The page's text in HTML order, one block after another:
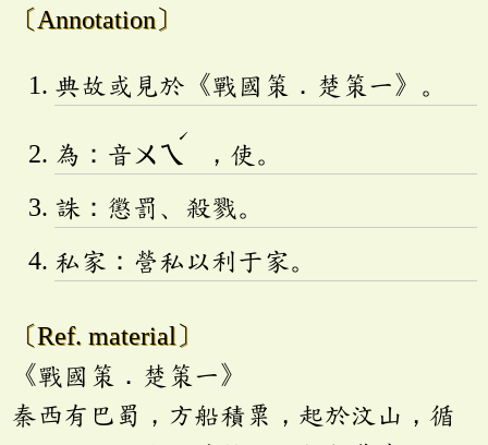
〔Annotation〕
典故或見於《戰國策．楚策一》。
為：音 ㄨㄟ
ˊ
，使。
誅：懲罰、殺戮。
私家：營私以利于家。
〔Ref. material〕
《戰國策．楚策一》
秦西有巴蜀，方船積粟，起於汶山，循